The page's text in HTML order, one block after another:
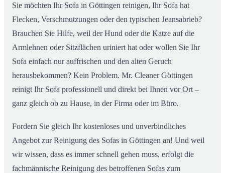
Sie möchten Ihr Sofa in Göttingen reinigen, Ihr Sofa hat
Flecken, Verschmutzungen oder den typischen Jeansabrieb?
Brauchen Sie Hilfe, weil der Hund oder die Katze auf die
Armlehnen oder Sitzflächen uriniert hat oder wollen Sie Ihr
Sofa einfach nur auffrischen und den alten Geruch
herausbekommen? Kein Problem. Mr. Cleaner Göttingen
reinigt Ihr Sofa professionell und direkt bei Ihnen vor Ort –
ganz gleich ob zu Hause, in der Firma oder im Büro.
Fordern Sie gleich Ihr kostenloses und unverbindliches
Angebot zur Reinigung des Sofas in Göttingen an! Und weil
wir wissen, dass es immer schnell gehen muss, erfolgt die
fachmännische Reinigung des betroffenen Sofas zum